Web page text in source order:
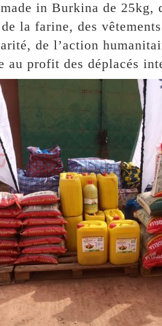
in Burkina de 25kg,
la farine, des
de l’action
au profit des déplacés